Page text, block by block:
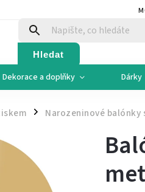
Hledat
Dekorace a doplňky Dárky
/ Narozeninové balónky